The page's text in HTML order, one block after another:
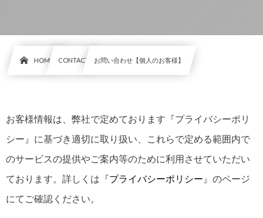
HOME CONTACT お問い合わせ【個人のお客様】
お客様情報は、弊社で定めております『プライバシーポリ
シー』に基づき適切に取り扱い、これらで定める範囲内で
のサービスの提供やご案内等のために利用させていただい
ております。詳しくは『プライバシーポリシー 』のページ
にてご確認ください。